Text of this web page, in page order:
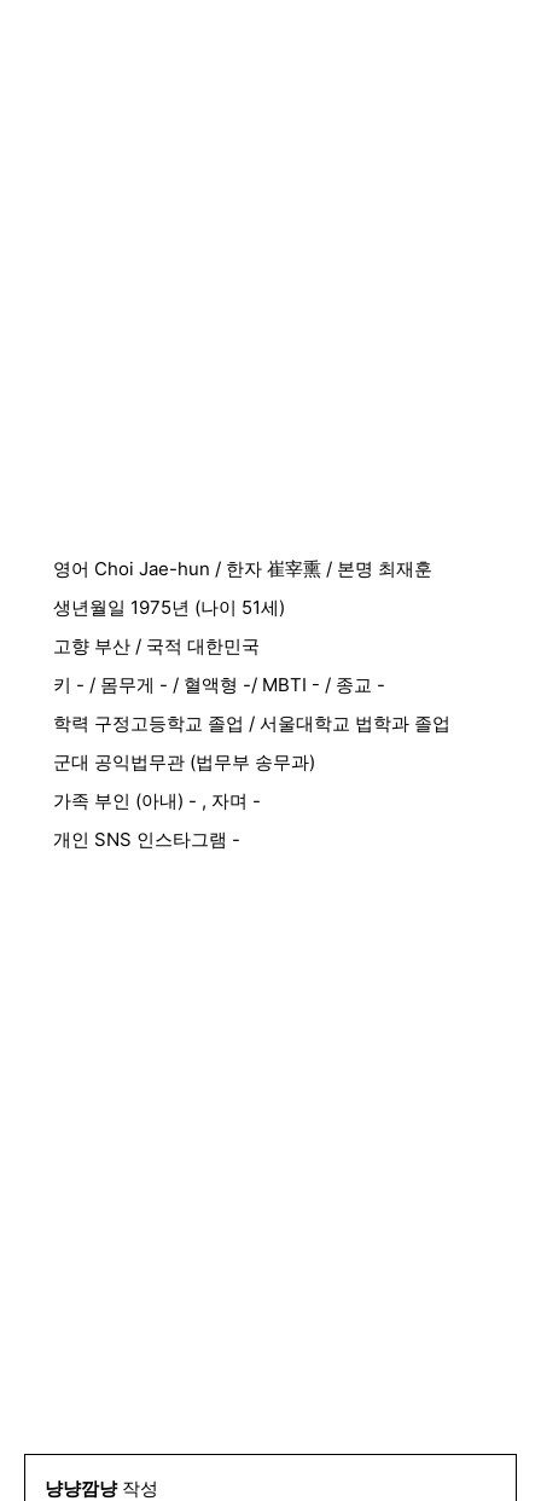
영어 Choi Jae-hun / 한자 崔宰熏 / 본명 최재훈
생년월일 1975년 (나이 51세)
고향 부산 / 국적 대한민국
키 - / 몸무게 - / 혈액형 -/ MBTI - / 종교 -
학력 구정고등학교 졸업 / 서울대학교 법학과 졸업
군대 공익법무관 (법무부 송무과)
가족 부인 (아내) - , 자며 -
개인 SNS 인스타그램 -
냥냥깜냥작성